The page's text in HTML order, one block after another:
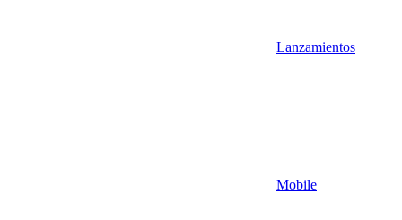
Lanzamientos
Mobile